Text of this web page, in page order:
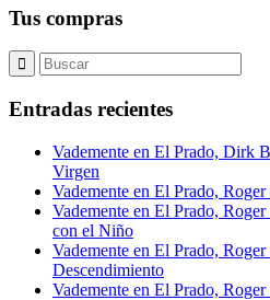
Tus compras
Entradas recientes
Vademente en El Prado, Dirk
Virgen
Vademente en El Prado,
Vademente en El Prado,
con el Niño
Vademente en El Prado,
Descendimiento
Vademente en El Prado,